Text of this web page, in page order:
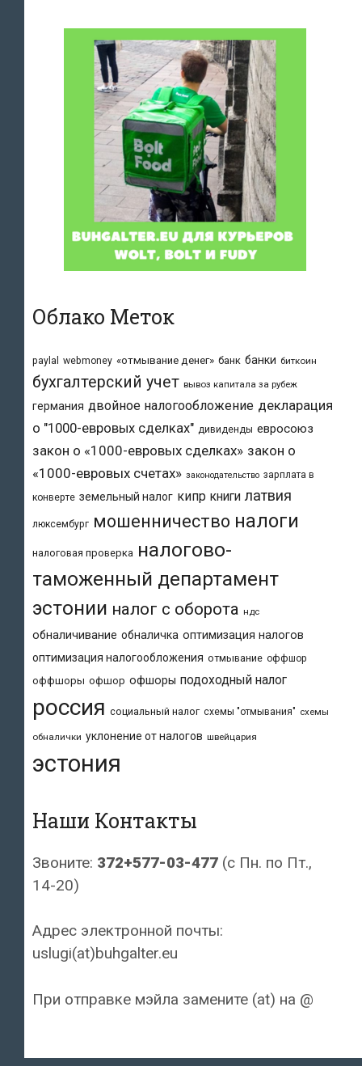
Облако Меток
paylal webmoney «отмывание денег» банк банки биткоин
бухгалтерский учет вывоз капитала за рубеж
германия двойное налогообложение декларация
о "1000-евровых сделках" дивиденды евросоюз
закон о «1000-евровых сделках» закон о
«1000-евровых счетах» законодательство зарплата в
конверте земельный налог кипр книги латвия
люксембург мошенничество налоги
налоговая проверка налогово-
таможенный департамент
эстонии налог с оборота ндс
обналичивание обналичка оптимизация налогов
оптимизация налогообложения отмывание оффшор
оффшоры офшор офшоры подоходный налог
россия социальный налог схемы "отмывания" схемы
обналички уклонение от налогов швейцария
эстония
Наши Контакты
Звоните: 372+577-03-477 (с Пн. по Пт.,
14-20)
Адрес электронной почты:
uslugi(at)buhgalter.eu
При отправке мэйла замените (at) на @